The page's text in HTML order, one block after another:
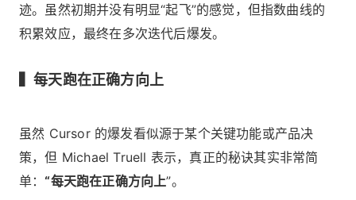
迹。虽然初期并没有明显“起飞”的感觉，但指数曲线的
积累效应，最终在多次迭代后爆发。
▍每天跑在正确方向上
虽然 Cursor 的爆发看似源于某个关键功能或产品决
策，但 Michael Truell 表示，真正的秘诀其实非常简
单：“每天跑在正确方向上”。